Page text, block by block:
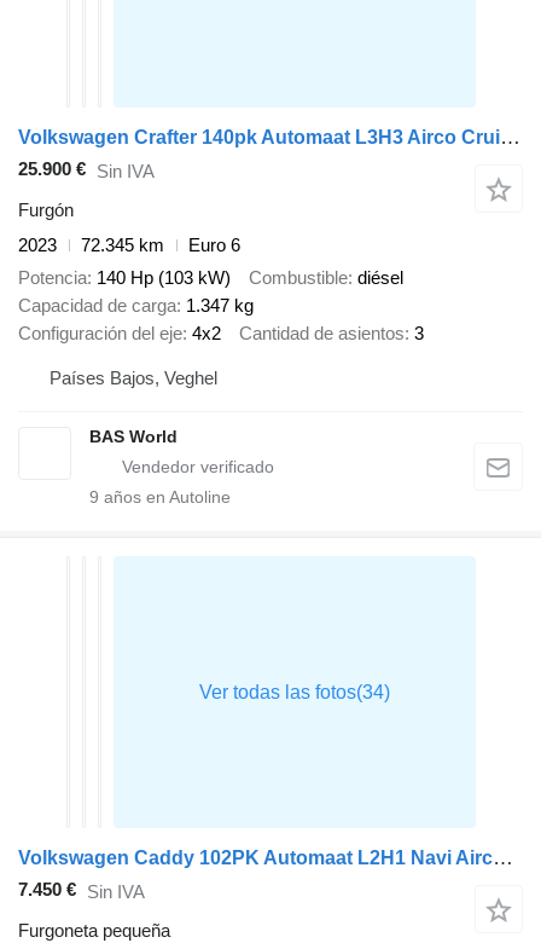
Volkswagen Crafter 140pk Automaat L3H3 Airco Cruise Camera Parkeersensoren
25.900 € Sin IVA
Furgón
2023
72.345 km
Euro 6
Potencia 140 Hp (103 kW) Combustible diésel
Capacidad de carga 1.347 kg
Configuración del eje 4x2 Cantidad de asientos 3
Países Bajos, Veghel
BAS World
9 años en Autoline
Volkswagen Caddy 102PK Automaat L2H1 Navi Airco Cruise Parkeersensoren Velg
7.450 € Sin IVA
Furgoneta pequeña